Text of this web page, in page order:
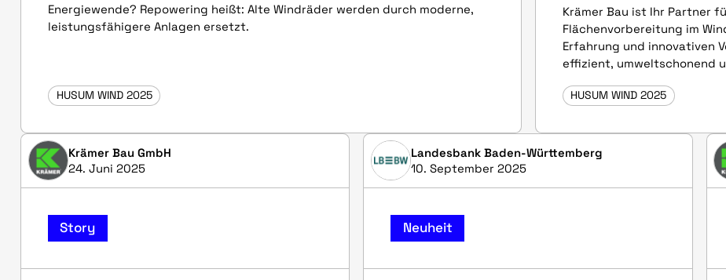
Energiewende? Repowering heißt: Alte Windräder werden durch moderne,
leistungsfähigere Anlagen ersetzt.
HUSUM WIND 2025
Krämer Bau ist Ihr Partner
Flächenvorbereitung im
Erfahrung und innovativen
effizient, umweltschonend
HUSUM WIND 2025
Krämer Bau GmbH
24. Juni 2025
Story
Landesbank Baden-Württemberg
10. September 2025
Neuheit